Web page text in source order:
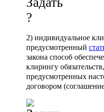
2) индивидуальное
предусмотренный
закона способ
клирингу
предусмотренных
договором